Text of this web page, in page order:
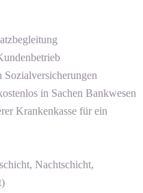
in Sachen Bankwesen
Krankenkasse für ein
Nachtschicht,